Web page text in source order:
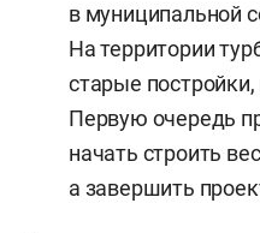
Для решения
в «Большой
учрежденную в 2017
опережающего
развития
расчетам, объем
в муниципальной
На территории
старые постройки,
Первую очередь
начать строить
а завершить